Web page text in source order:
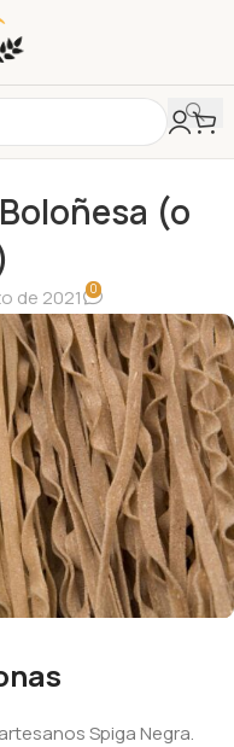
(o
de 2021 0
Spiga Negra.